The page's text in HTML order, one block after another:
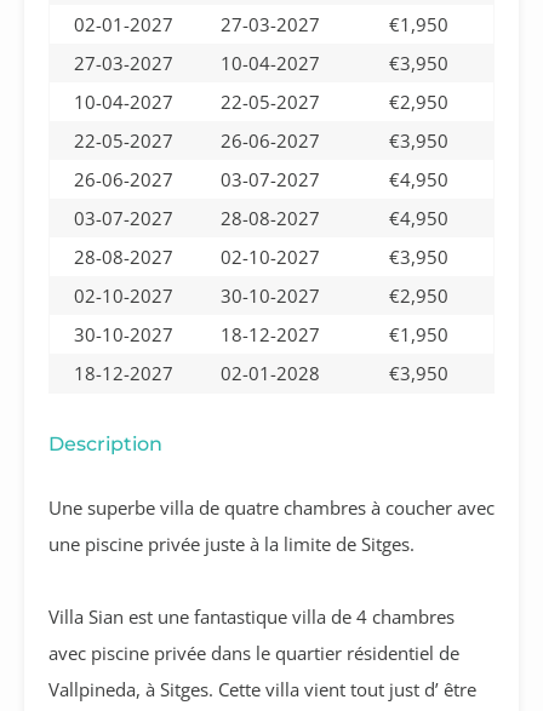
02-01-2027 27-03-2027
€1,950
27-03-2027
10-04-2027
€3,950
10-04-2027
22-05-2027
€2,950
22-05-2027
26-06-2027
€3,950
26-06-2027
03-07-2027
€4,950
03-07-2027
28-08-2027
€4,950
28-08-2027
02-10-2027
€3,950
02-10-2027
30-10-2027
€2,950
30-10-2027
18-12-2027
€1,950
18-12-2027
02-01-2028 €3,950
Description
Une superbe villa de quatre chambres à coucher avec
une piscine privée juste à la limite de Sitges.
Villa Sian est une fantastique villa de 4 chambres
avec piscine privée dans le quartier résidentiel de
Vallpineda, à Sitges. Cette villa vient tout just d’ être